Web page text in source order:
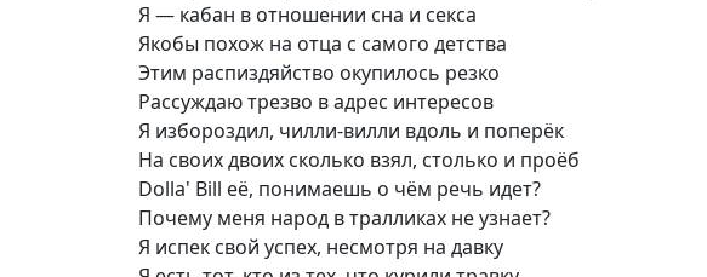
Я — кабан в отношении сна и секса
Якобы похож на отца с самого детства
Этим распиздяйство окупилось резко
Рассуждаю трезво в адрес интересов
Я избороздил, чилли-вилли вдоль и поперёк
На своих двоих сколько взял, столько и проёб
Dolla' Bill её, понимаешь о чём речь идет?
Почему меня народ в тралликах не узнает?
Я испек свой успех, несмотря на давку